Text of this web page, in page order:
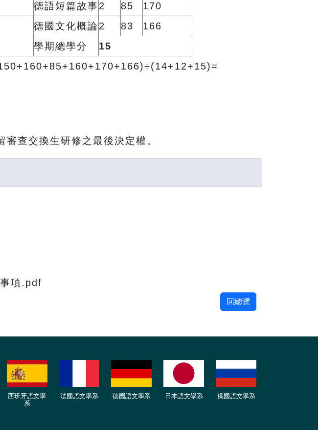
德語短篇故事2 85
170
德國文化概論 2 83
166
學期總學分
15
查交換生研修之最後決定權。
項.pdf
回總覽
西班牙語文學
系
法國語文學系 德國語文學系 日本語文學系 俄國語文學系